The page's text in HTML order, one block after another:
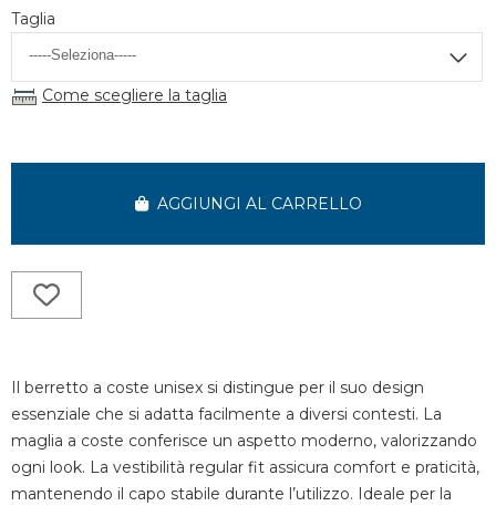
Taglia
Come scegliere la taglia
AGGIUNGI AL CARRELLO
Il berretto a coste unisex si distingue per il suo design
essenziale che si adatta facilmente a diversi contesti. La
maglia a coste conferisce un aspetto moderno, valorizzando
ogni look. La vestibilità regular fit assicura comfort e praticità,
mantenendo il capo stabile durante l’utilizzo. Ideale per la